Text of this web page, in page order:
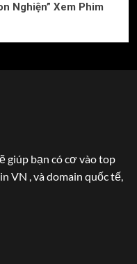
Nghiện” Xem Phim
giúp bạn có cơ vào top
VN , và domain quốc tế,